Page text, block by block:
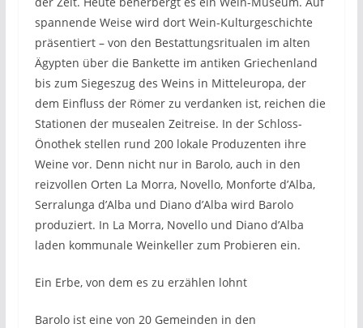
spannende Weise wird dort Wein-Kulturgeschichte
präsentiert – von den Bestattungsritualen im alten
Ägypten über die Bankette im antiken Griechenland
bis zum Siegeszug des Weins in Mitteleuropa, der
dem Einfluss der Römer zu verdanken ist, reichen die
Stationen der musealen Zeitreise. In der Schloss-
Önothek stellen rund 200 lokale Produzenten ihre
Weine vor. Denn nicht nur in Barolo, auch in den
reizvollen Orten La Morra, Novello, Monforte d’Alba,
Serralunga d’Alba und Diano d’Alba wird Barolo
produziert. In La Morra, Novello und Diano d’Alba
laden kommunale Weinkeller zum Probieren ein.
Ein Erbe, von dem es zu erzählen lohnt
Barolo ist eine von 20 Gemeinden in den